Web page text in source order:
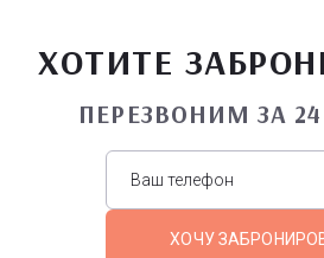
ХОТИТЕ
ПЕРЕЗВОНИМ ЗА
ХОЧУ